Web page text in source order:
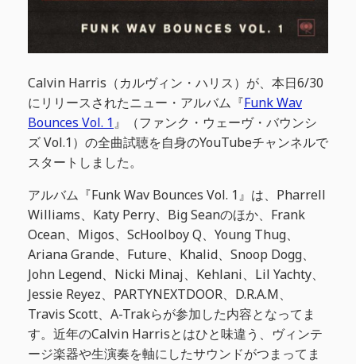
Calvin Harris（カルヴィン・ハリス）が、本日6/30
にリリースされたニュー・アルバム『Funk Wav
Bounces Vol. 1』（ファンク・ウェーヴ・バウンシ
ズ Vol.1）の全曲試聴を自身のYouTubeチャンネルで
スタートしました。
アルバム『Funk Wav Bounces Vol. 1』は、Pharrell
Williams、Katy Perry、Big Seanのほか、Frank
Ocean、Migos、ScHoolboy Q、Young Thug、
Ariana Grande、Future、Khalid、Snoop Dogg、
John Legend、Nicki Minaj、Kehlani、Lil Yachty、
Jessie Reyez、PARTYNEXTDOOR、D.R.A.M、
Travis Scott、A-Trakらが参加した内容となってま
す。近年のCalvin Harrisとはひと味違う、ヴィンテ
ージ楽器や生演奏を軸にしたサウンドがつまってま